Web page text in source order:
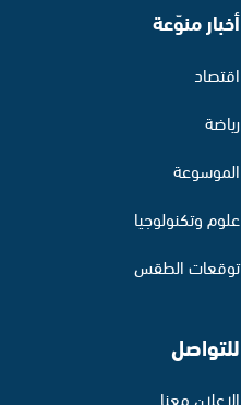
أخبار منوّعة
اقتصاد
رياضة
الموسوعة
علوم وتكنولوجيا
توقعات الطقس
للتواصل
الإعلان معنا